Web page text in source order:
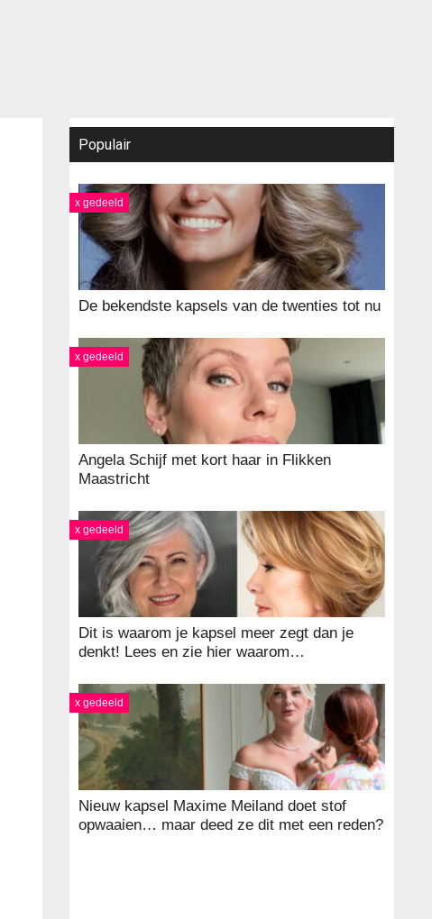
Populair
x gedeeld
De bekendste kapsels van de twenties tot nu
x gedeeld
Angela Schijf met kort haar in Flikken
Maastricht
x gedeeld
Dit is waarom je kapsel meer zegt dan je
denkt! Lees en zie hier waarom…
x gedeeld
Nieuw kapsel Maxime Meiland doet stof
opwaaien… maar deed ze dit met een reden?